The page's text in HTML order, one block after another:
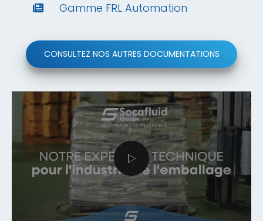
Gamme FRL Automation
CONSULTEZ NOS AUTRES DOCUMENTATIONS